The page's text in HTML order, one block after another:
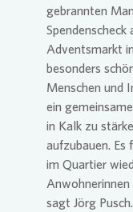
gebrannten
Spendenscheck
Adventsmarkt
besonders
Menschen und
ein
in Kalk zu
aufzubauen. Es
im Quartier
sagt Jörg Pusch.